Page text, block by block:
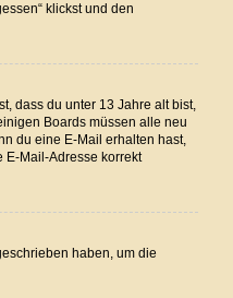
klickst und den
dass du unter 13 Jahre alt bist,
Boards müssen alle neu
du eine E-Mail erhalten hast,
E-Mail-Adresse korrekt
haben, um die